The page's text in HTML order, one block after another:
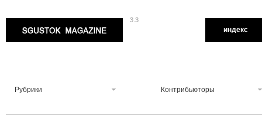
3.3
индекс
Рубрики Контрибьюторы